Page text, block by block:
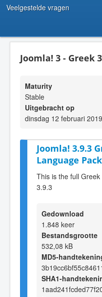
Veelgestelde vragen
Joomla! 3 - Greek
Maturity
Stable
Uitgebracht op
dinsdag 12 februari
Joomla! 3.9.3
Language
This is the full
3.9.3
Gedownload
1.848 keer
Bestandsgrootte
532,08 kB
MD5-
SHA1-